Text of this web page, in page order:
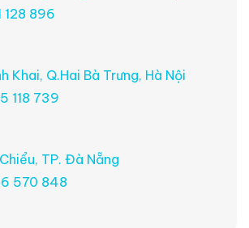
128 896
Khai, Q.Hai Bà Trưng, Hà Nội
118 739
TP. Đà Nẵng
570 848